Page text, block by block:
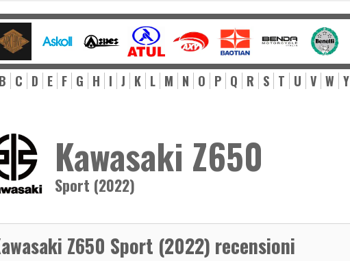
B C D E F G H I J K L M N O P Q R S T U V W Y
Kawasaki Z650
Sport (2022)
Z650 Sport (2022) recensioni